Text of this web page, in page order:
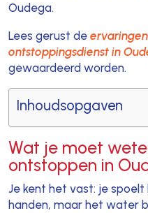
Oudega.
Lees gerust de
ontstoppingsdienst in
gewaardeerd worden.
Inhoudsopgaven
Wat je moet
ontstoppen in
Je kent het vast: je
handen, maar het water